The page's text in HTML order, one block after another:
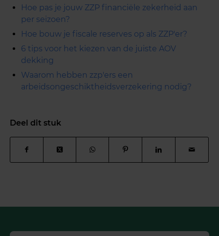
Hoe pas je jouw ZZP financiële zekerheid aan
per seizoen?
Hoe bouw je fiscale reserves op als ZZP'er?
6 tips voor het kiezen van de juiste AOV
dekking
Waarom hebben zzp'ers een
arbeidsongeschiktheidsverzekering nodig?
Deel dit stuk